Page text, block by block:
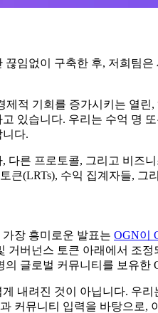
끊임없이 구축한 후, 저희팀
제적 기회를 증가시키는 열
있습니다. 우리는 수억 명
다.
다른 프로토콜, 그리고 비즈
큰(LRTs), 수익 집계자들,
장 흥미로운 발표는 OGN이
거버넌스 토큰 아래에서 조
의 글로벌 커뮤니티를 보유한
내려진 것이 아닙니다. 우
커뮤니티 입력을 바탕으로,